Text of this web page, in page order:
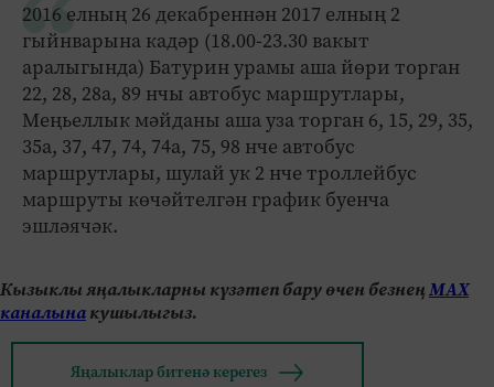
2016 елның 26 декабреннән 2017 елның 2
гыйнварына кадәр (18.00-23.30 вакыт
аралыгында) Батурин урамы аша йөри торган
22, 28, 28а, 89 нчы автобус маршрутлары,
Меңьеллык мәйданы аша уза торган 6, 15, 29, 35,
35а, 37, 47, 74, 74а, 75, 98 нче автобус
маршрутлары, шулай ук 2 нче троллейбус
маршруты көчәйтелгән график буенча
эшләячәк.
Кызыклы яңалыкларны күзәтеп бару өчен безнеңМАХ
каналынакушылыгыз.
Яңалыклар битенә керегез